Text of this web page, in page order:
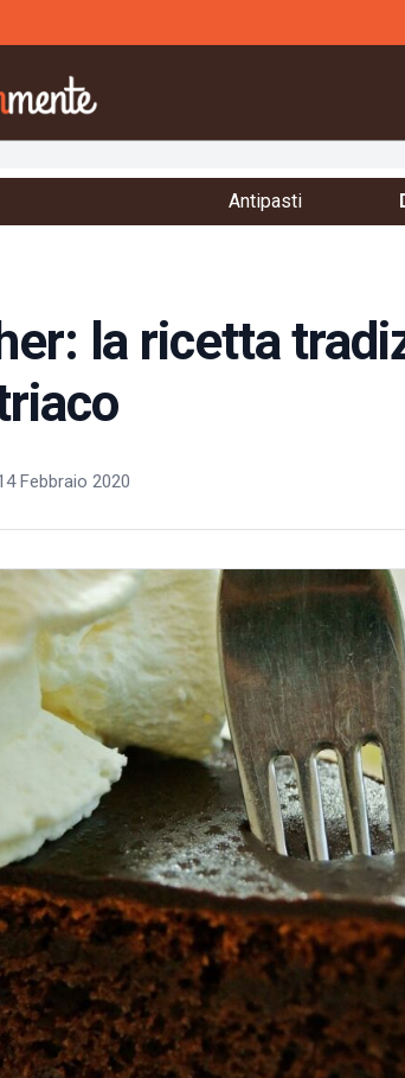
Antipasti
la ricetta
Febbraio 2020